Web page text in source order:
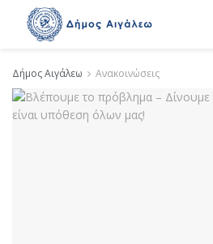
Δήμος Αιγάλεω Ανακοινώσεις